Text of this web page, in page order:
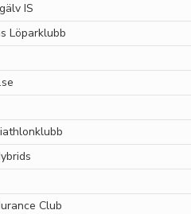
IS
Löparklubb
Club